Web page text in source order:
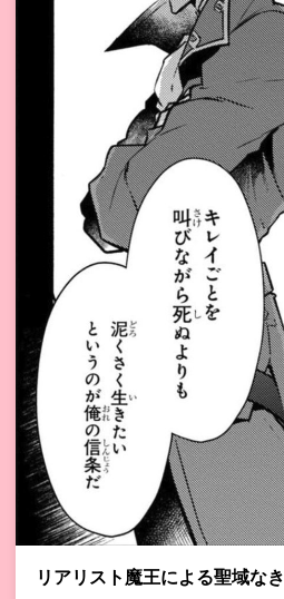
リアリスト魔王による聖域な